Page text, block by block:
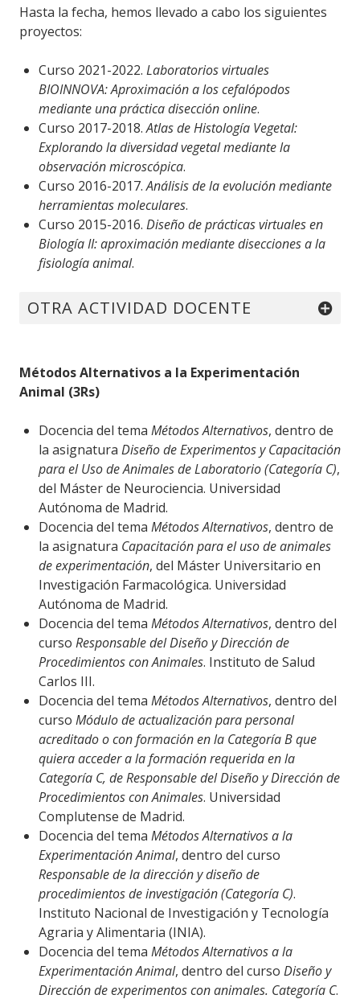
Hasta la fecha, hemos llevado a cabo los siguientes
proyectos:
Curso 2021-2022. Laboratorios virtuales
BIOINNOVA: Aproximación a los cefalópodos
mediante una práctica disección online.
Curso 2017-2018.Atlas de Histología Vegetal:
Explorando la diversidad vegetal mediante la
observación microscópica.
Curso 2016-2017.Análisis de la evolución mediante
herramientas moleculares.
Curso 2015-2016. Diseño de prácticas virtuales en
Biología II: aproximación mediante disecciones a la
fisiología animal.
OTRA ACTIVIDAD DOCENTE
Métodos Alternativos a la Experimentación
Animal (3Rs)
Docencia del tema Métodos Alternativos, dentro de
la asignatura Diseño de Experimentos y Capacitación
para el Uso de Animales de Laboratorio (Categoría C),
del Máster de Neurociencia. Universidad
Autónoma de Madrid.
Docencia del tema Métodos Alternativos, dentro de
la asignatura Capacitación para el uso de animales
de experimentación, del Máster Universitario en
Investigación Farmacológica. Universidad
Autónoma de Madrid.
Docencia del tema Métodos Alternativos, dentro del
curso Responsable del Diseño y Dirección de
Procedimientos con Animales. Instituto de Salud
Carlos III.
Docencia del tema Métodos Alternativos, dentro del
curso Módulo de actualización para personal
acreditado o con formación en la Categoría B que
quiera acceder a la formación requerida en la
Categoría C, de Responsable del Diseño y Dirección de
Procedimientos con Animales. Universidad
Complutense de Madrid.
Docencia del tema Métodos Alternativos a la
Experimentación Animal, dentro del curso
Responsable de la dirección y diseño de
procedimientos de investigación (Categoría C).
Instituto Nacional de Investigación y Tecnología
Agraria y Alimentaria (INIA).
Docencia del tema Métodos Alternativos a la
Experimentación Animal, dentro del curso Diseño y
Dirección de experimentos con animales. Categoría C.